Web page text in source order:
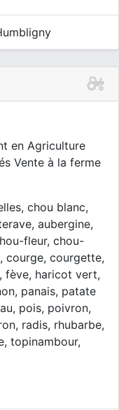
en Agriculture
Vente à la ferme
chou blanc,
aubergine,
fleur, chou-
courge, courgette,
fève, haricot vert,
panais, patate
pois, poivron,
radis, rhubarbe,
topinambour,